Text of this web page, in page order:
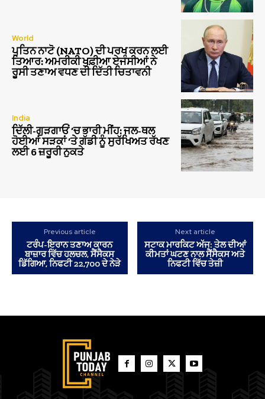
World
ਪੁਤਿਨ ਨਾਟੋ (NATO) ਦੀ ਪਰਖ ਕਰਨ ਲਈ
ਤਿਆਰ: ਅਮਰੀਕੀ ਖੁਫ਼ੀਆ ਏਜੰਸੀਆਂ ਨੇ
ਰੂਸੀ ਤਣਾਅ ਵਧਣ ਦੀ ਦਿੱਤੀ ਚਿਤਾਵਨੀ
India
ਦਿੱਲੀ-ਗੁੜਗਾਓਂ ‘ਚ ਭਾਰੀ ਮੀਂਹ: ਜਲ-ਥਲ
ਹੋਈਆਂ ਸੜਕਾਂ ‘ਤੇ ਗੱਡੀ ਨੂੰ ਸੁਰੱਖਿਅਤ ਰੱਖਣ
ਲਈ 6 ਜ਼ਰੂਰੀ ਨੁਕਤੇ
Previous article
ਟਰੰਪ-ਇਰਾਨ ਤਣਾਅ ਕਾਰਨ
ਬਾਜ਼ਾਰ ਵਿੱਚ ਹਲਚਲ, ਸੈਂਸੈਕਸ
ਡਿੱਗਿਆ, ਨਿਫਟੀ 22,700 ਦੇ ਨੇੜੇ
Next article
ਸਟਾਕ ਮਾਰਕਿਟ ਅੱਜ: ਤੇਲ ਦੀਆਂ
ਕੀਮਤਾਂ ਘਟਣ ਨਾਲ ਸੈਂਸੈਕਸ ਅਤੇ
ਨਿਫਟੀ ਵਿੱਚ ਤੇਜ਼ੀ